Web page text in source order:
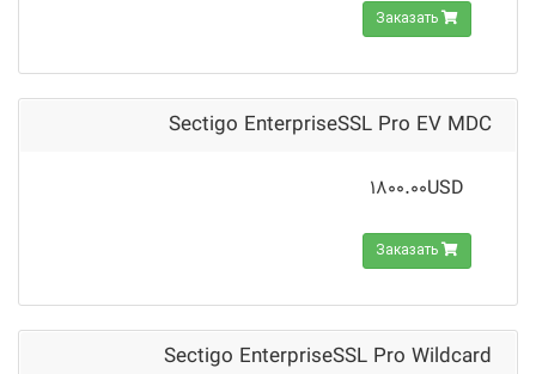
Заказать
Sectigo EnterpriseSSL Pro EV MDC
1800.00USD
Заказать
Sectigo EnterpriseSSL Pro Wildcard